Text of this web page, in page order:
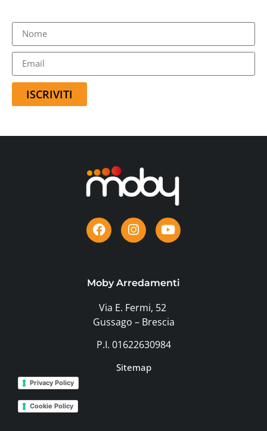
ISCRIVITI
Moby Arredamenti
Via E. Fermi, 52
Gussago – Brescia
P.I. 01622630984
Sitemap
Privacy Policy
Cookie Policy